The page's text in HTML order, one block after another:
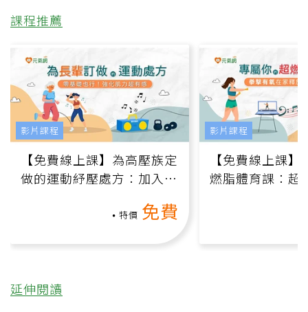
課程推薦
【免費線上課】為高壓族定
做的運動紓壓處方：加入行
特價 免費
影片課程
【免費線上課
燃脂體育課：超
影片課程
延伸閱讀